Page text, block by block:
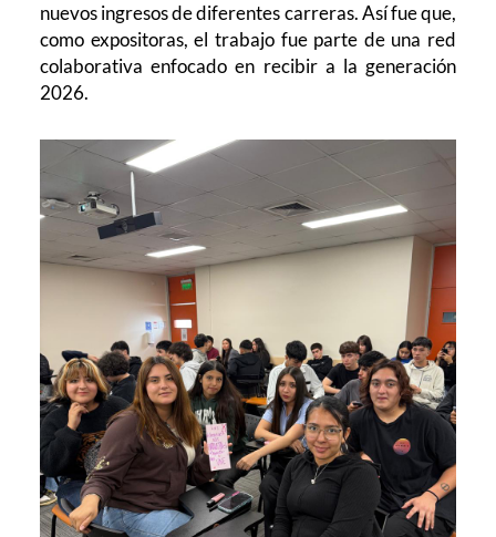
nuevos ingresos de diferentes carreras. Así fue que,
como expositoras, el trabajo fue parte de una red
colaborativa enfocado en recibir a la generación
2026.